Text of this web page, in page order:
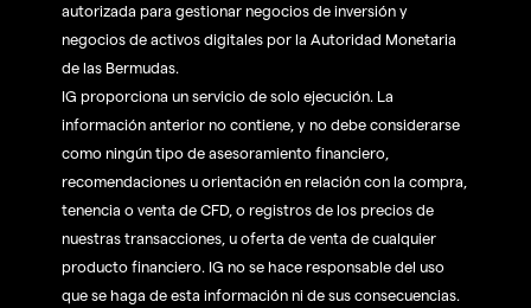
autorizada para gestionar negocios de inversión y
negocios de activos digitales por la Autoridad Monetaria
de las Bermudas.
IG proporciona un servicio de solo ejecución. La
información anterior no contiene, y no debe considerarse
como ningún tipo de asesoramiento financiero,
recomendaciones u orientación en relación con la compra,
tenencia o venta de CFD, o registros de los precios de
nuestras transacciones, u oferta de venta de cualquier
producto financiero. IG no se hace responsable del uso
que se haga de esta información ni de sus consecuencias.